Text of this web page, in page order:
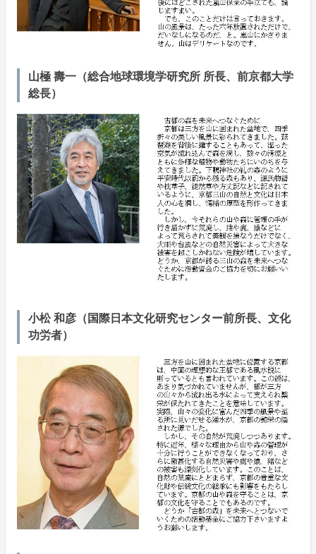
山極 壽一（総合地球環境学研究所 所長、前京都大学
総長）
小松 和彦（国際日本文化研究センター前所長、文化
功労者）